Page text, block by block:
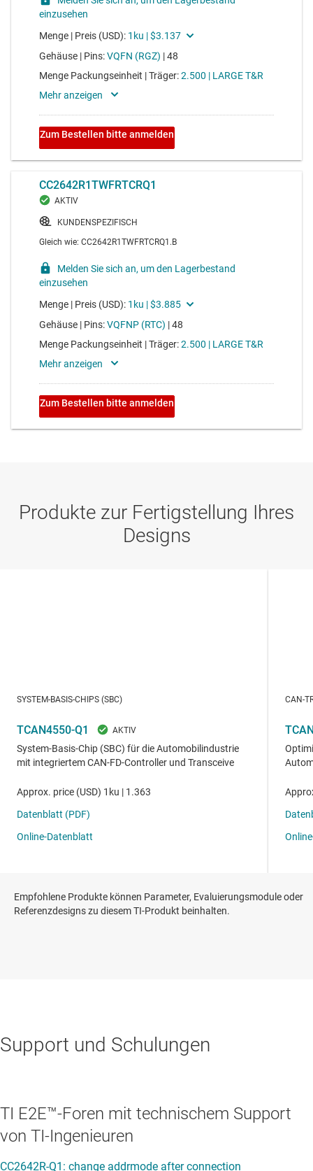
Empfohlene Produkte können Parameter, Evaluierungsmodule oder
Referenzdesigns zu diesem TI-Produkt beinhalten.
Support und Schulungen
TI E2E™-Foren mit technischem Support
von TI-Ingenieuren